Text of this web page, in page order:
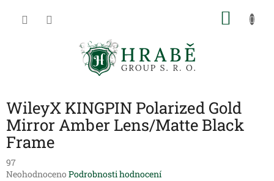
WileyX KINGPIN Polarized Gold
Mirror Amber Lens/Matte Black
Frame
97
Průměrné
Neohodnoceno Podrobnosti hodnocení